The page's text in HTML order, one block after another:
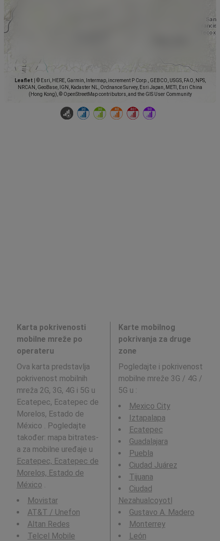
Leaflet
© Esri, HERE, Garmin, Intermap, increment P Corp., GEBCO, USGS, FAO, NPS,
NRCAN, GeoBase, IGN, Kadaster NL, Ordnance Survey, Esri Japan, METI, Esri China
(Hong Kong), © OpenStreetMap contributors, and the GIS User Community
Karta pokrivenosti
mobilne mreže po
operateru
Ova karta predstavlja
pokrivenost mobilnih
mreža 2G, 3G, 4G i 5G u
Ecatepec, Ecatepec de
Morelos, Estado de
México . Pogledajte
također: mapa bitrates-
a za mobilne uređaje u
Ecatepec, Ecatepec de
Morelos, Estado de
México
Movistar
AT&T / Unefon
Altan Redes
Telcel Mobile
Karte mobilnog
pokrivanja za druge
zone
Pogledajte i pokrivenost
mobilne mreže 3G / 4G /
5G u :
Mexico City
Iztapalapa
Ecatepec
Guadalajara
Puebla
Ciudad Juárez
Tijuana
Ciudad
Nezahualcoyotl
Gustavo A. Madero
Monterrey
León